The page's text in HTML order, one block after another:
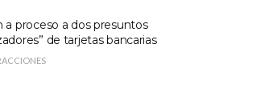
a proceso a dos presuntos
de tarjetas bancarias